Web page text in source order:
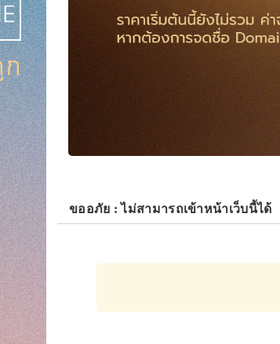
ขออภัย : ไม่สามารถเข้าหน้าเว็บนี้ได้